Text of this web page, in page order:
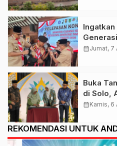
Ingatkan
Gerakan
calendar_monthJumat, 7
Buka
di Solo,
Tigal Hal
calendar_monthKamis, 6
REKOMENDASI UNTUK